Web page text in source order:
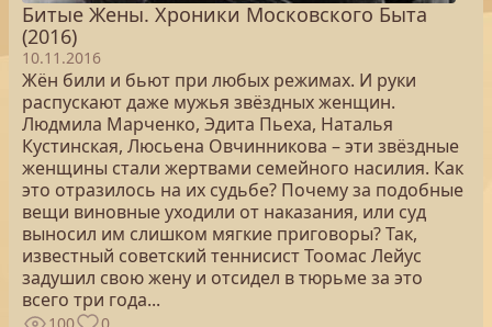
Битые Жены. Хроники Московского Быта
(2016)
10.11.2016
Жён били и бьют при любых режимах. И руки
распускают даже мужья звёздных женщин.
Людмила Марченко, Эдита Пьеха, Наталья
Кустинская, Люсьена Овчинникова – эти звёздные
женщины стали жертвами семейного насилия. Как
это отразилось на их судьбе? Почему за подобные
вещи виновные уходили от наказания, или суд
выносил им слишком мягкие приговоры? Так,
известный советский теннисист Тоомас Лейус
задушил свою жену и отсидел в тюрьме за это
всего три года...